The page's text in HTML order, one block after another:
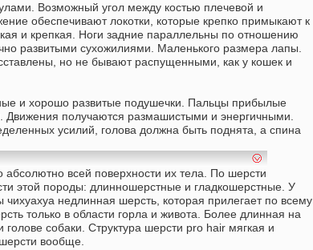
Возможный угол между костью плечевой и
обеспечивают локотки, которые крепко примыкают к
и крепкая. Ноги задние параллельны по отношению
развитыми сухожилиями. Маленького размера лапы.
но не бывают распущенными, как у кошек и
и хорошо развитые подушечки. Пальцы прибылые
получаются размашистыми и энергичными.
усилий, голова должна быть поднята, а спина
абсолютно всей поверхности их тела. По шерсти
этой породы: длинношерстные и гладкошерстные. У
недлинная шерсть, которая прилегает по всему
только в области горла и живота. Более длинная на
собаки. Структура шерсти pro hair мягкая и
вообще.